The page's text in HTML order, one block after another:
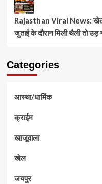
Rajasthan Viral News: खेत
जुताई के दौरान मिली थैली तो
Categories
आस्था/धार्मिक
क्राईम
खाजूवाला
खेल
जयपुर